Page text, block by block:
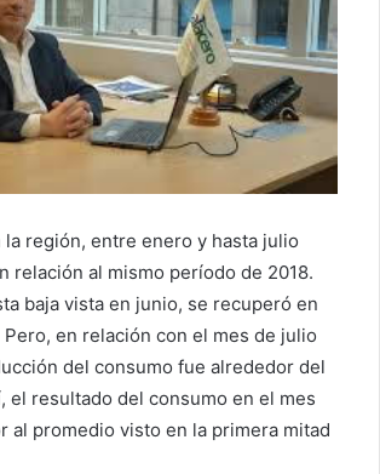
la región, entre enero y hasta julio
relación al mismo período de 2018.
baja vista en junio, se recuperó en
Pero, en relación con el mes de julio
del consumo fue alrededor del
el resultado del consumo en el mes
al promedio visto en la primera mitad